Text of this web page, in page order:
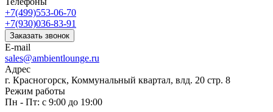
+7(499)553-06-70
+7(930)036-83-91
Заказать звонок
E-mail
sales@ambientlounge.ru
Адрес
г. Красногорск, Коммунальный квартал, влд. 20 стр. 8
Режим работы
Пн - Пт: с 9:00 до 19:00